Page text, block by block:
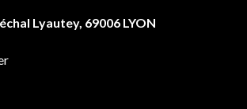
Lyautey, 69006 LYON